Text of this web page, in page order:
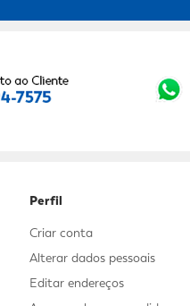
Perfil
Criar conta
Alterar dados pessoais
Editar endereços